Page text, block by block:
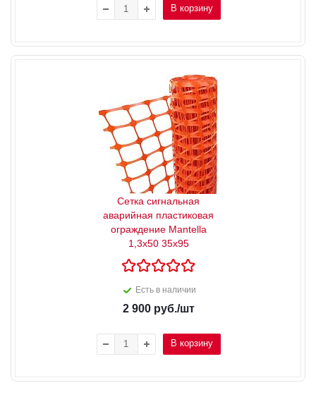
В корзину
Сетка сигнальная
аварийная пластиковая
ограждение Mantella
1,3х50 35х95
Есть в наличии
2 900руб./шт
В корзину